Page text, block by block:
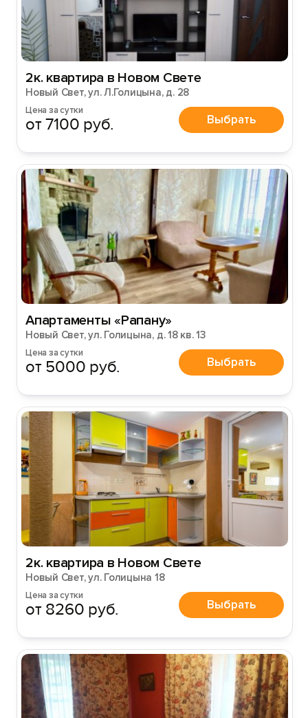
2к. квартира в Новом Свете
Новый Свет, ул. Л.Голицына, д. 28
Цена за сутки
от 7100 руб. Выбрать
Апартаменты «Рапану»
Новый Свет, ул. Голицына, д. 18 кв. 13
Цена за сутки
от 5000 руб. Выбрать
2к. квартира в Новом Свете
Новый Свет, ул. Голицына 18
Цена за сутки
от 8260 руб. Выбрать